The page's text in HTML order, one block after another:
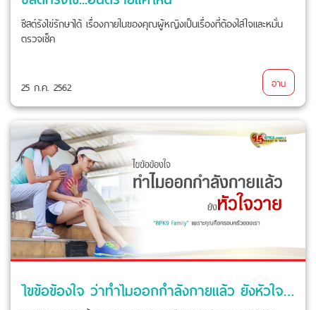
ซีสต์รังไข่รักษาได้ เรื่องภายในของคุณผู้หญิงเป็นเรื่องที่ต้องใส่ใจและหมั่น
ตรวจเช็ค
25 ก.ค. 2562 อ่าน
ไขข้อข้องใจ ว่าทำไมออกกำลังกายแล้ว ยังหัวใจวาย